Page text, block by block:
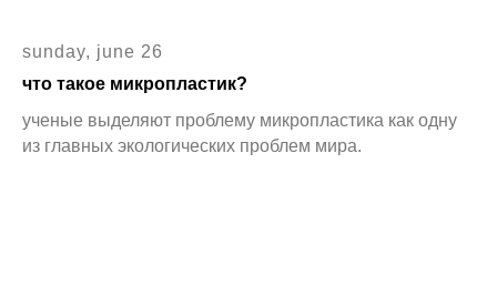
sunday, june 26
что такое микропластик?
ученые выделяют проблему микропластика как одну
из главных экологических проблем мира.